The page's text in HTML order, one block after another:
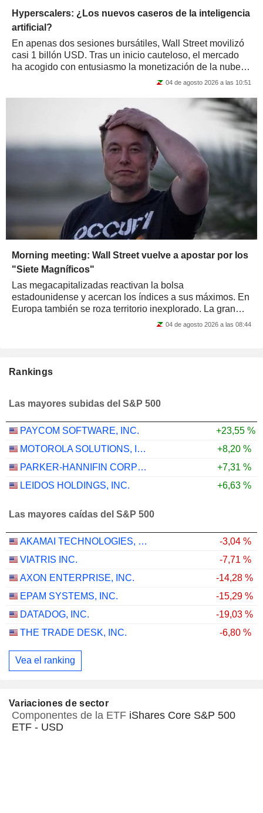
Hyperscalers: ¿Los nuevos caseros de la inteligencia
artificial?
En apenas dos sesiones bursátiles, Wall Street movilizó
casi 1 billón USD. Tras un inicio cauteloso, el mercado
ha acogido con entusiasmo la monetización de la nube.
04 de agosto 2026 a las 10:51
Morning meeting: Wall Street vuelve a apostar por los
"Siete Magníficos"
Las megacapitalizadas reactivan la bolsa
estadounidense y acercan los índices a sus máximos. En
Europa también se roza territorio inexplorado. La gran
prueba del apetito por el riesgo llegará esta...04 de agosto 2026 a las 08:44
Rankings
Las mayores subidas del S&P 500
PAYCOM SOFTWARE, INC.
+23,55 %
MOTOROLA SOLUTIONS, INC.
+8,20 %
PARKER-HANNIFIN CORPORATION
+7,31 %
LEIDOS HOLDINGS, INC.
+6,63 %
Las mayores caídas del S&P 500
AKAMAI TECHNOLOGIES, INC.
-3,04 %
VIATRIS INC.
-7,71 %
AXON ENTERPRISE, INC.
-14,28 %
EPAM SYSTEMS, INC.
-15,29 %
DATADOG, INC.
-19,03 %
THE TRADE DESK, INC.
-6,80 %
Vea el ranking
Variaciones de sector
Componentes de la ETF iShares Core S&P 500
ETF - USD